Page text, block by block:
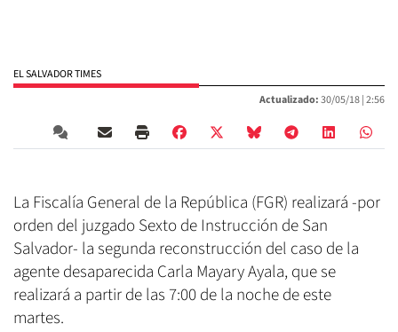
EL SALVADOR TIMES
Actualizado:30/05/18 |2:56
La Fiscalía General de la República (FGR) realizará -por
orden del juzgado Sexto de Instrucción de San
Salvador- la segunda reconstrucción del caso de la
agente desaparecida Carla Mayary Ayala, que se
realizará a partir de las 7:00 de la noche de este
martes.